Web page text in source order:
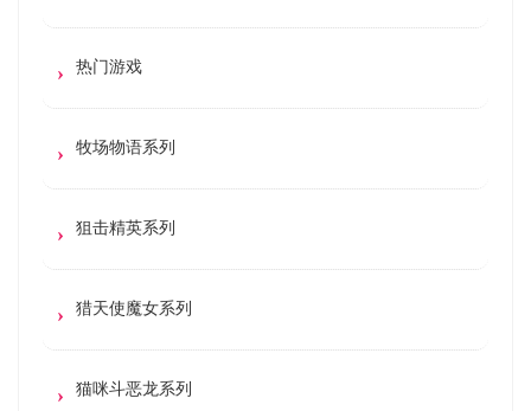
热门游戏
牧场物语系列
狙击精英系列
猎天使魔女系列
猫咪斗恶龙系列